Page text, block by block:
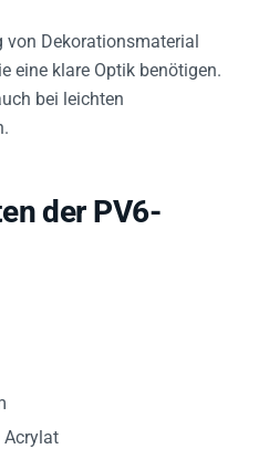
von Dekorationsmaterial
eine klare Optik benötigen.
bei leichten
der PV6-
Acrylat